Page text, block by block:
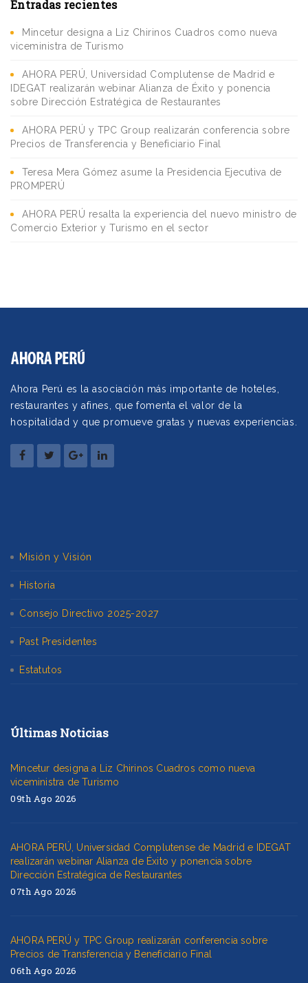
Entradas recientes
Mincetur designa a Liz Chirinos Cuadros como nueva
viceministra de Turismo
AHORA PERÚ, Universidad Complutense de Madrid e
IDEGAT realizarán webinar Alianza de Éxito y ponencia
sobre Dirección Estratégica de Restaurantes
AHORA PERÚ y TPC Group realizarán conferencia sobre
Precios de Transferencia y Beneficiario Final
Teresa Mera Gómez asume la Presidencia Ejecutiva de
PROMPERÚ
AHORA PERÚ resalta la experiencia del nuevo ministro de
Comercio Exterior y Turismo en el sector
Ahora Perú es la asociación más importante de hoteles,
restaurantes y afines, que fomenta el valor de la
hospitalidad y que promueve gratas y nuevas experiencias.
Misión y Visión
Historia
Consejo Directivo 2025-2027
Past Presidentes
Estatutos
Últimas Noticias
Mincetur designa a Liz Chirinos Cuadros como nueva
viceministra de Turismo
09th Ago 2026
AHORA PERÚ, Universidad Complutense de Madrid e IDEGAT
realizarán webinar Alianza de Éxito y ponencia sobre
Dirección Estratégica de Restaurantes
07th Ago 2026
AHORA PERÚ y TPC Group realizarán conferencia sobre
Precios de Transferencia y Beneficiario Final
06th Ago 2026